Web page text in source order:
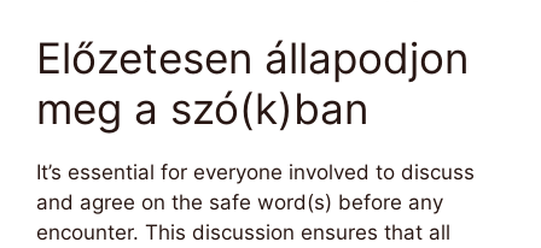
Előzetesen állapodjon
meg a szó(k)ban
It’s essential for everyone involved to discuss
and agree on the safe word(s) before any
encounter. This discussion ensures that all